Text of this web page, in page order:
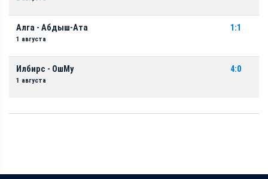
Алга - Абдыш-Ата
1 августа
1:1
Илбирс - ОшМу
1 августа
4:0